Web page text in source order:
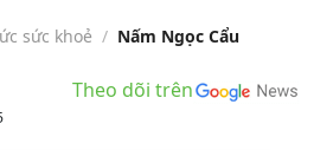
sức khoẻ / Nấm Ngọc Cẩu
Theo dõi trên